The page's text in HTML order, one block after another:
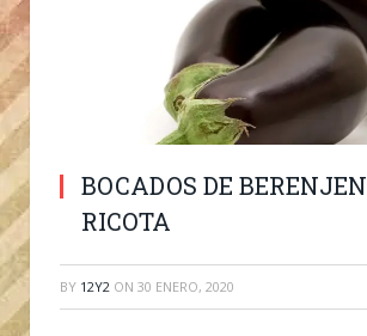
BOCADOS DE
RICOTA
BY 12Y2 ON 30 ENERO, 2020